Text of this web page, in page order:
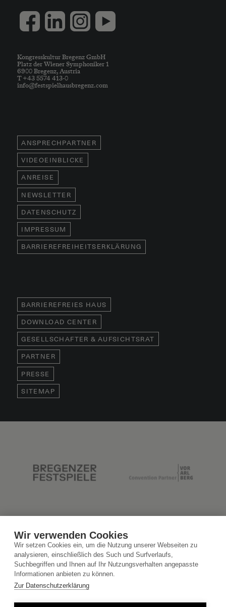
Wir verwenden Cookies
Wir setzen Cookies ein, um die Nutzung unserer Webseiten zu
analysieren, einschließlich des Such und Surfverlaufs,
Suchbegriffen und Ihnen auf Ihr Nutzungsverhalten angepasste
Informationen anbieten zu können.
Zur Datenschutzerklärung
Kongresskultur Bregenz GmbH
Platz der Wiener Symphoniker 1
6900 Bregenz, Austria
T +43 5574 413-0
info@festspielhausbregenz.com
ANSPRECHPARTNER
VIDEOEINBLICKE
ANREISE
NEWSLETTER
DATENSCHUTZ
IMPRESSUM
BARRIEREFREIHEITSERKLÄRUNG
BARRIEREFREIES HAUS
DOWNLOAD CENTER
GESELLSCHAFTER & AUFSICHTSRAT
PARTNER
PRESSE
SITEMAP